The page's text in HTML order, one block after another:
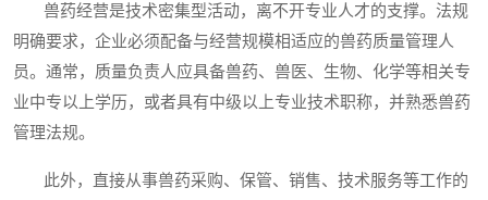
兽药经营是技术密集型活动，离不开专业人才的支撑。法规
明确要求，企业必须配备与经营规模相适应的兽药质量管理人
员。通常，质量负责人应具备兽药、兽医、生物、化学等相关专
业中专以上学历，或者具有中级以上专业技术职称，并熟悉兽药
管理法规。
此外，直接从事兽药采购、保管、销售、技术服务等工作的